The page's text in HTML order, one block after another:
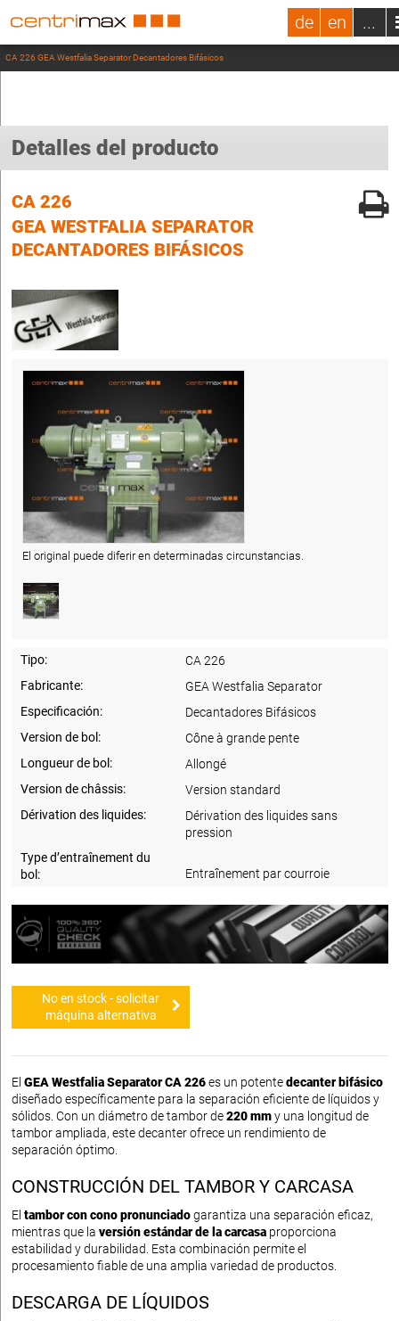
de en ...
CA 226 GEA Westfalia Separator Decantadores Bifásicos
Detalles del producto
CA 226
GEA WESTFALIA SEPARATOR
DECANTADORES BIFÁSICOS
El original puede diferir en determinadas circunstancias.
Tipo:
CA 226
Fabricante:
GEA Westfalia Separator
Especificación:
Decantadores Bifásicos
Version de bol:
Cône à grande pente
Longueur de bol:
Allongé
Version de châssis:
Version standard
Dérivation des liquides:
Dérivation des liquides sans
pression
Type d’entraînement du
bol:
Entraînement par courroie
No en stock - solicitar
máquina alternativa
El GEA Westfalia Separator CA 226es un potentedecanter bifásico
diseñado específicamente para la separación eficiente de líquidos y
sólidos. Con un diámetro de tambor de220 mmy una longitud de
tambor ampliada, este decanter ofrece un rendimiento de
separación óptimo.
CONSTRUCCIÓN DEL TAMBOR Y CARCASA
El tambor con cono pronunciadogarantiza una separación eficaz,
mientras que la versión estándar de la carcasa proporciona
estabilidad y durabilidad. Esta combinación permite el
procesamiento fiable de una amplia variedad de productos.
DESCARGA DE LÍQUIDOS